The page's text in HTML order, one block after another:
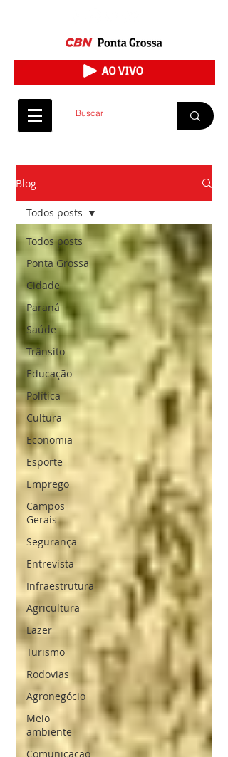
Blog
Todos posts
Ponta Grossa
Cidade
Paraná
Saúde
Trânsito
Educação
Política
Cultura
Economia
Esporte
Emprego
Campos
Gerais
Segurança
Entrevista
Infraestrutura
Agricultura
Lazer
Turismo
Rodovias
Agronegócio
Meio
ambiente
Comunicação
Todos posts